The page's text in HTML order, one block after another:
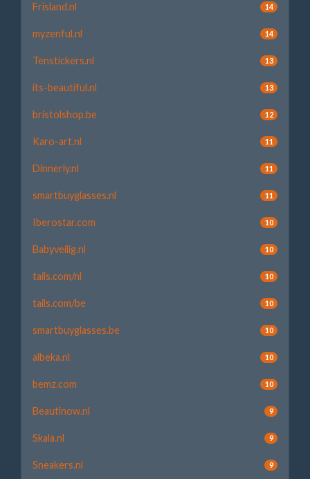
Frisland.nl 14
myzenful.nl 14
Tenstickers.nl 13
its-beautiful.nl 13
bristolshop.be 12
Karo-art.nl 11
Dinnerly.nl 11
smartbuyglasses.nl 11
Iberostar.com 10
Babyveilig.nl 10
tails.com/nl 10
tails.com/be 10
smartbuyglasses.be 10
albeka.nl 10
bemz.com 10
Beautinow.nl 9
Skala.nl 9
Sneakers.nl 9